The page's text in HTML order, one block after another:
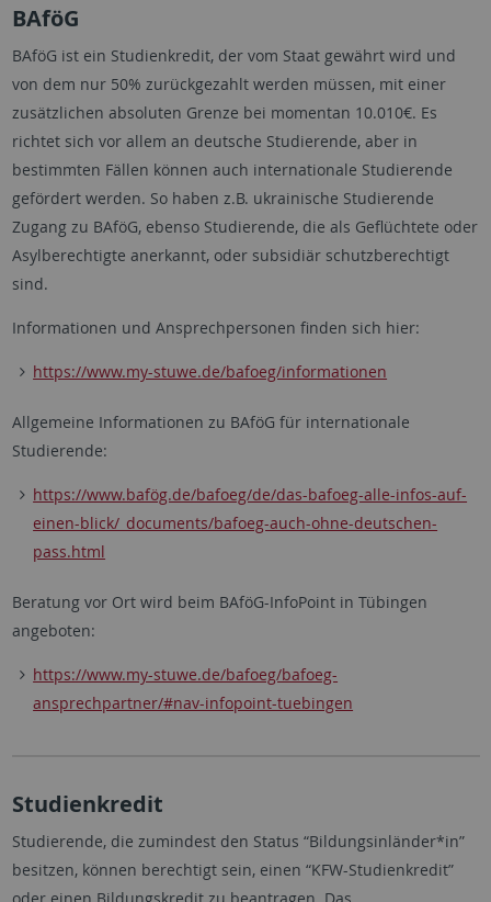
BAföG
BAföG ist ein Studienkredit, der vom Staat gewährt wird und
von dem nur 50% zurückgezahlt werden müssen, mit einer
zusätzlichen absoluten Grenze bei momentan 10.010€. Es
richtet sich vor allem an deutsche Studierende, aber in
bestimmten Fällen können auch internationale Studierende
gefördert werden. So haben z.B. ukrainische Studierende
Zugang zu BAföG, ebenso Studierende, die als Geflüchtete oder
Asylberechtigte anerkannt, oder subsidiär schutzberechtigt
sind.
Informationen und Ansprechpersonen finden sich hier:
https://www.my-stuwe.de/bafoeg/informationen
Allgemeine Informationen zu BAföG für internationale
Studierende:
https://www.bafög.de/bafoeg/de/das-bafoeg-alle-infos-auf-
einen-blick/_documents/bafoeg-auch-ohne-deutschen-
pass.html
Beratung vor Ort wird beim BAföG-InfoPoint in Tübingen
angeboten:
https://www.my-stuwe.de/bafoeg/bafoeg-
ansprechpartner/#nav-infopoint-tuebingen
Studienkredit
Studierende, die zumindest den Status “Bildungsinländer*in”
besitzen, können berechtigt sein, einen “KFW-Studienkredit”